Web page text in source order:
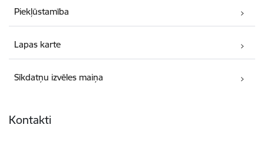
Piekļūstamība
Lapas karte
Sīkdatņu izvēles maiņa
Kontakti